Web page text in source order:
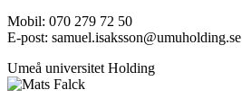
Mobil: 070 279 72 50
E-post: samuel.isaksson@umuholding.se
Umeå universitet Holding